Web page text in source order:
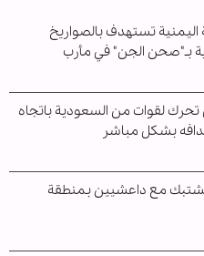
اليمنية تستهدف بالصواريخ
بـ"صحن الجن" في مأرب
لقوات من السعودية باتجاه
بشكل مباشر
تشتبك مع داعشيين بمنطقة